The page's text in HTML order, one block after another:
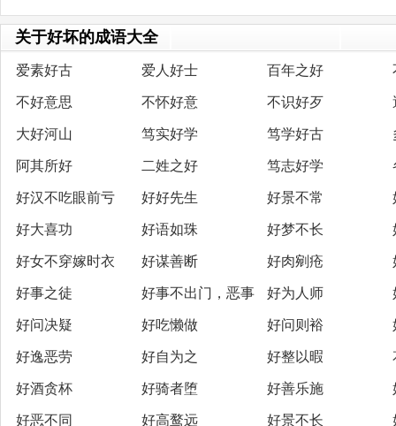
关于好坏的成语大全
爱素好古 爱人好士 百年之好
不好意思 不怀好意 不识好歹
大好河山 笃实好学 笃学好古
阿其所好 二姓之好 笃志好学
好汉不吃眼前亏 好好先生 好景不常
好大喜功 好语如珠 好梦不长
好女不穿嫁时衣 好谋善断 好肉剜疮
好事之徒 好事不出门，恶事
行千里
好为人师
好问决疑 好吃懒做 好问则裕
好逸恶劳 好自为之 好整以暇
好酒贪杯 好骑者堕 好善乐施
好恶不同 好高鹜远 好景不长